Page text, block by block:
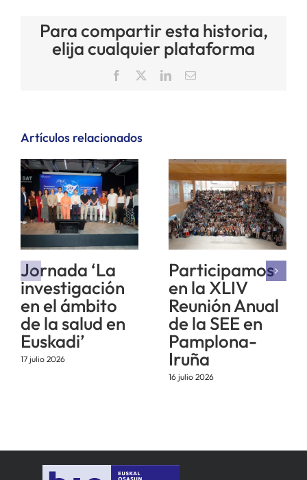
Para compartir esta historia,
elija cualquier plataforma
Facebook LinkedInCorreo
Artículos relacionados
Jornada ‘La
investigación
en el ámbito
de la salud en
Euskadi’
17 julio 2026
Participamos
en la XLIV
Reunión Anual
de la SEE en
Pamplona-
Iruña
16 julio 2026